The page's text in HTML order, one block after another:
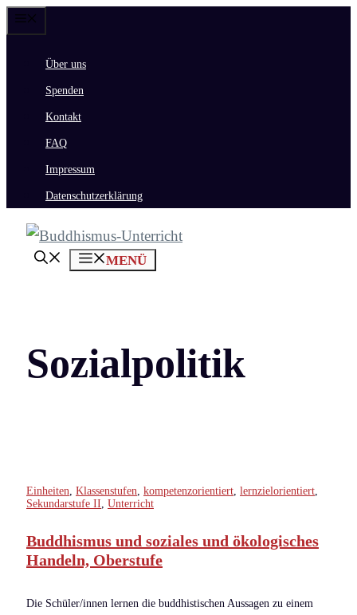
Zum
springenÜber uns
Spenden
Kontakt
FAQ
Impressum
Datenschutzerklärung
MENÜ
Sozialpolitik
Einheiten Klassenstufen kompetenzorientiert lernzielorientiert
Sekundarstufe II Unterricht
Buddhismus und soziales und ökologisches
Handeln, Oberstufe
Die Schüler/innen lernen die buddhistischen Aussagen zu einem